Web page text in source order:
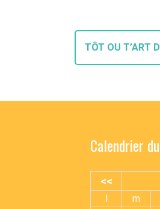
TÔT OU T’ART
Calendrier
<<
l m